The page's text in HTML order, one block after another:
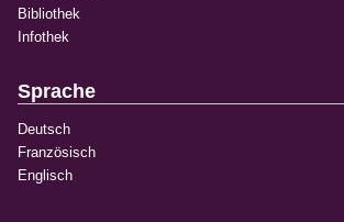
Bibliothek
Infothek
Sprache
Deutsch
Französisch
Englisch